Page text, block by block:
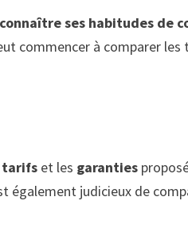
connaître ses habitudes de
commencer à comparer
tarifs et les garanties
également judicieux de